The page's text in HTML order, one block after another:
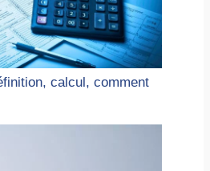
calcul, comment